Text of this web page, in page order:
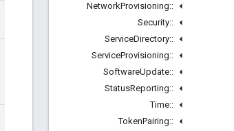
::
NetworkProvisioning
::
Security
::
ServiceDirectory
::
ServiceProvisioning
::
SoftwareUpdate
::
StatusReporting
::
Time
::
TokenPairing